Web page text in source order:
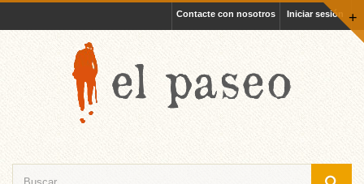
+
Iniciar sesión
Contacte con nosotros